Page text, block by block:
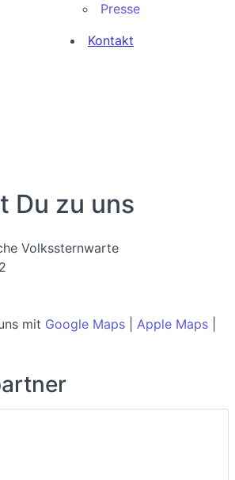
Presse
Kontakt
Du zu uns
Volkssternwarte
mit Google Maps Apple Maps